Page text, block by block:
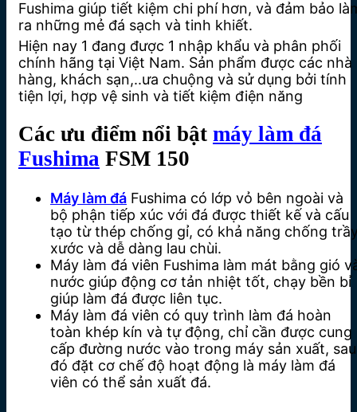
Fushima giúp tiết kiệm chi phí hơn, và đảm bảo
ra những mẻ đá sạch và tinh khiết.
Hiện nay 1 đang được 1 nhập khẩu và phân phối
chính hãng tại Việt Nam. Sản phẩm được các nhà
hàng, khách sạn,..ưa chuộng và sử dụng bởi tính
tiện lợi, hợp vệ sinh và tiết kiệm điện năng
Các ưu điểm nổi bật máy làm đá
Fushima FSM 150
Máy làm đá Fushima có lớp vỏ bên ngoài và
bộ phận tiếp xúc với đá được thiết kế và cấu
tạo từ thép chống gỉ, có khả năng chống
xước và dễ dàng lau chùi.
Máy làm đá viên Fushima làm mát bằng gió
nước giúp động cơ tản nhiệt tốt, chạy bền bỉ
giúp làm đá được liên tục.
Máy làm đá viên có quy trình làm đá hoàn
toàn khép kín và tự động, chỉ cần được cung
cấp đường nước vào trong máy sản xuất, sau
đó đặt cơ chế độ hoạt động là máy làm đá
viên có thể sản xuất đá.